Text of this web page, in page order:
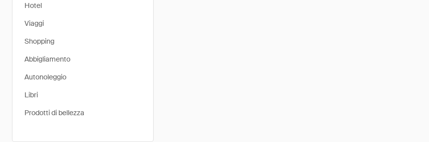
Hotel
Viaggi
Shopping
Abbigliamento
Autonoleggio
Libri
Prodotti di bellezza